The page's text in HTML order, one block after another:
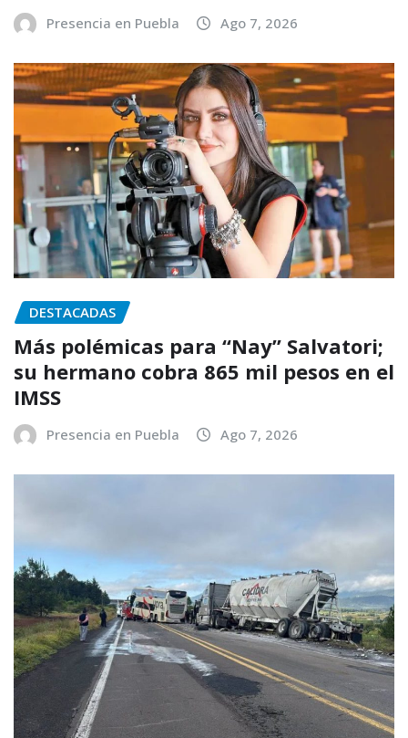
Presencia en Puebla Ago 7, 2026
DESTACADAS
Más polémicas para “Nay” Salvatori;
su hermano cobra 865 mil pesos en el
IMSS
Presencia en Puebla Ago 7, 2026